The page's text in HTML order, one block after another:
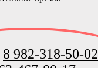
8 982-318-50-02